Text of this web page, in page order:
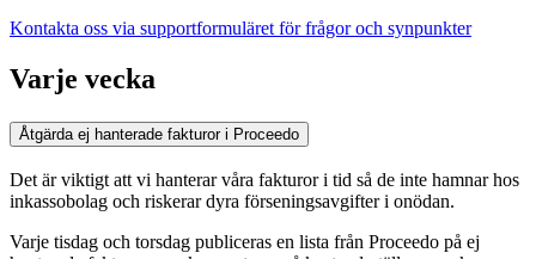
Kontakta oss via supportformuläret för frågor och synpunkter
Varje vecka
Åtgärda ej hanterade fakturor i Proceedo
Det är viktigt att vi hanterar våra fakturor i tid så de inte hamnar hos
inkassobolag och riskerar dyra förseningsavgifter i onödan.
Varje tisdag och torsdag publiceras en lista från Proceedo på ej